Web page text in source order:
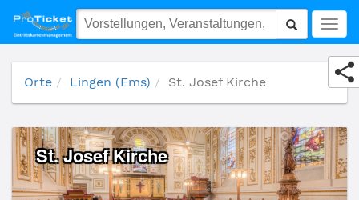
St. Josef Kirche
Orte Lingen (Ems) St. Josef Kirche
St. Josef Kirche